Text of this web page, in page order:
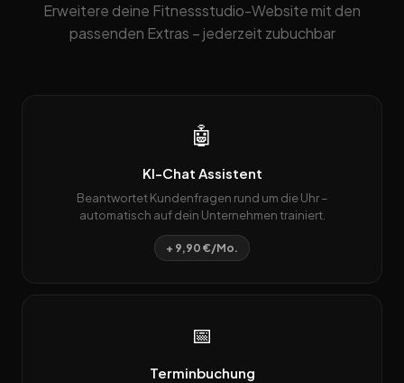
Erweitere deine Fitnessstudio-Website mit den
passenden Extras – jederzeit zubuchbar
🤖
KI-Chat Assistent
Beantwortet Kundenfragen rund um die Uhr –
automatisch auf dein Unternehmen trainiert.
+ 9,90 €/Mo.
📅
Terminbuchung